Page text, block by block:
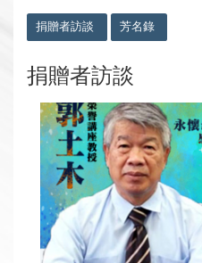
捐贈者訪談 芳名錄
捐贈者訪談